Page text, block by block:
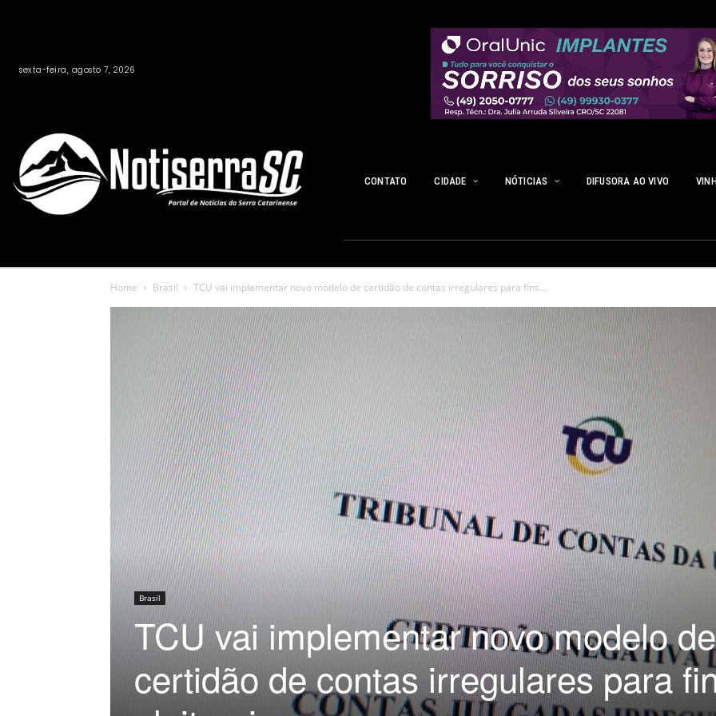
sexta-feira, agosto 7, 2026
CONTATO CIDADE NÓTICIAS DIFUSORA AO VIVO
Home Brasil TCU vai implementar novo modelo de certidão de contas irregulares para fins...
Brasil
TCU vai implementar novo modelo de
certidão de contas irregulares para